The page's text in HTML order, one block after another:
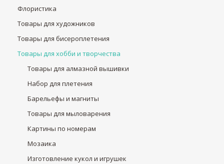
Флористика
Товары для художников
Товары для бисероплетения
Товары для хобби и творчества
Товары для алмазной вышивки
Набор для плетения
Барельефы и магниты
Товары для мыловарения
Картины по номерам
Мозаика
Изготовление кукол и игрушек